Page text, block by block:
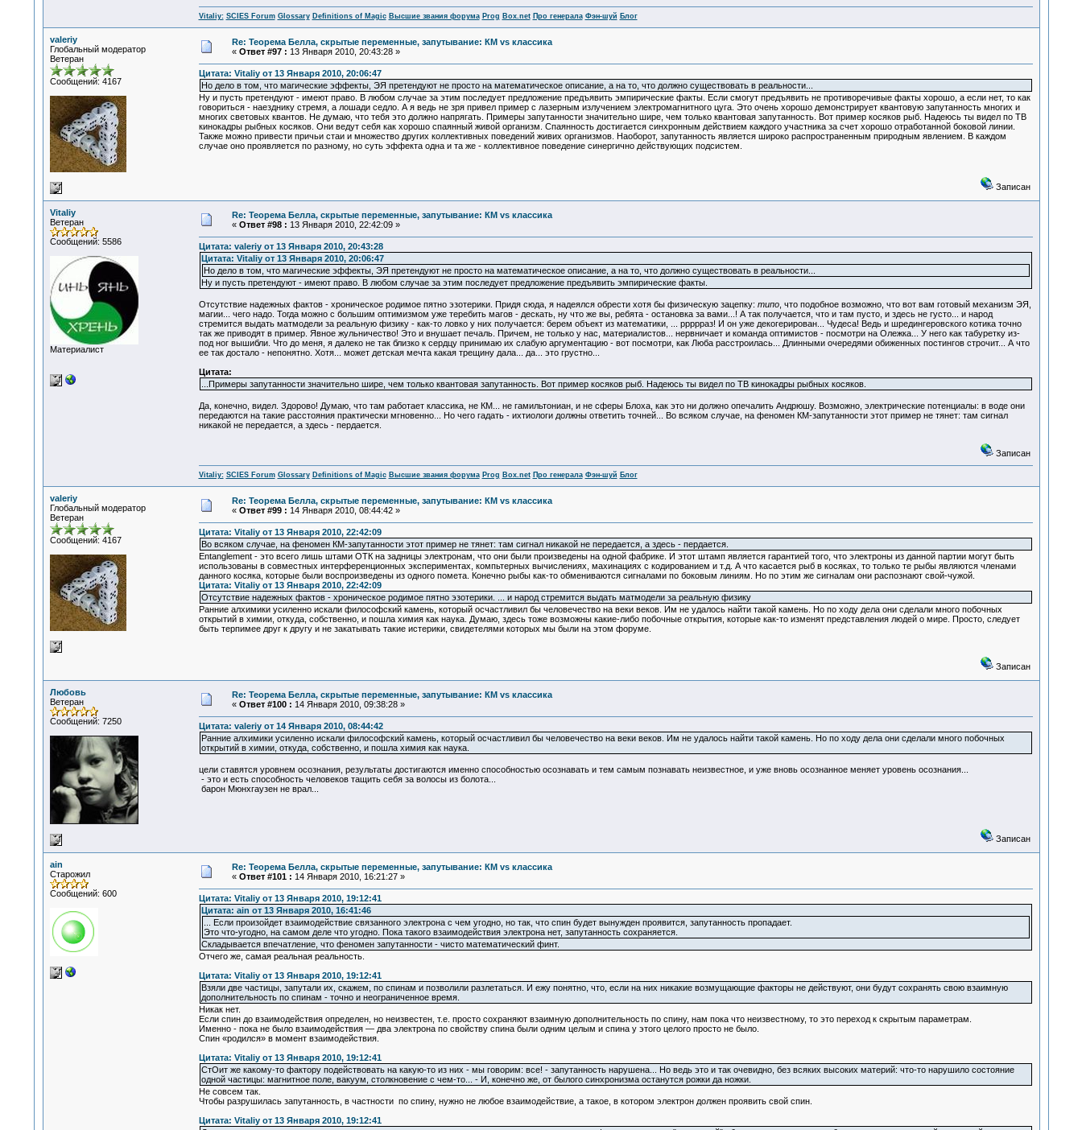
Vitaliy: SCIES Forum Glossary Definitions of Magic Высшие звания форума Prog Box.net Про генерала Фэн-шуй Блог
valeriy
Глобальный модератор
Ветеран
Сообщений: 4167
Re: Теорема Белла, скрытые переменные, запутывание: КМ vs классика
« Ответ #97 : 13 Января 2010, 20:43:28 »
Цитата: Vitaliy от 13 Января 2010, 20:06:47
Но дело в том, что магические эффекты, ЭЯ претендуют не просто на математическое описание, а на то, что должно существовать в реальности...
Ну и пусть претендуют - имеют право. В любом случае за этим последует предложение предъявить эмпирические факты. Если смогут предъявить не противоречивые факты хорошо, а если нет, то как
говориться - наезднику стремя, а лошади седло. А я ведь не зря привел пример с лазерным излучением электромагнитного цуга. Это очень хорошо демонстрирует квантовую запутанность многих и
многих световых квантов. Не думаю, что тебя это должно напрягать. Примеры запутанности значительно шире, чем только квантовая запутанность. Вот пример косяков рыб. Надеюсь ты видел по ТВ
кинокадры рыбных косяков. Они ведут себя как хорошо спаянный живой организм. Спаянность достигается синхронным действием каждого участника за счет хорошо отработанной боковой линии.
Также можно привести причьи стаи и множество других коллективных поведений живих организмов. Наоборот, запутанность является широко распространенным природным явлением. В каждом
случае оно проявляется по разному, но суть эффекта одна и та же - коллективное поведение синергично действующих подсистем.
Записан
Vitaliy
Ветеран
Сообщений: 5586
Материалист
Re: Теорема Белла, скрытые переменные, запутывание: КМ vs классика
« Ответ #98 : 13 Января 2010, 22:42:09 »
Цитата: valeriy от 13 Января 2010, 20:43:28
Цитата: Vitaliy от 13 Января 2010, 20:06:47
Но дело в том, что магические эффекты, ЭЯ претендуют не просто на математическое описание, а на то, что должно существовать в реальности...
Ну и пусть претендуют - имеют право. В любом случае за этим последует предложение предъявить эмпирические факты.
Отсутствие надежных фактов - хроническое родимое пятно эзотерики. Придя сюда, я надеялся обрести хотя бы физическую зацепку: типо, что подобное возможно, что вот вам готовый механизм ЭЯ,
магии... чего надо. Тогда можно с большим оптимизмом уже теребить магов - дескать, ну что же вы, ребята - остановка за вами...! А так получается, что и там пусто, и здесь не густо... и народ
стремится выдать матмодели за реальную физику - как-то ловко у них получается: берем объект из математики, ... ррррраз! И он уже декогерирован... Чудеса! Ведь и шредингеровского котика точно
так же приводят в пример. Явное жульничество! Это и внушает печаль. Причем, не только у нас, материалистов... нервничает и команда оптимистов - посмотри на Олежка... У него как табуретку из-
под ног вышибли. Что до меня, я далеко не так близко к сердцу принимаю их слабую аргументацию - вот посмотри, как Люба расстроилась... Длинными очередями обиженных постингов строчит... А что
ее так достало - непонятно. Хотя... может детская мечта какая трещину дала... да... это грустно...
Цитата:
...Примеры запутанности значительно шире, чем только квантовая запутанность. Вот пример косяков рыб. Надеюсь ты видел по ТВ кинокадры рыбных косяков.
Да, конечно, видел. Здорово! Думаю, что там работает классика, не КМ... не гамильтониан, и не сферы Блоха, как это ни должно опечалить Андрюшу. Возможно, электрические потенциалы: в воде они
передаются на такие расстояния практически мгновенно... Но чего гадать - ихтиологи должны ответить точней... Во всяком случае, на феномен КМ-запутанности этот пример не тянет: там сигнал
никакой не передается, а здесь - пердается.
Записан
Vitaliy: SCIES Forum Glossary Definitions of Magic Высшие звания форума Prog Box.net Про генерала Фэн-шуй Блог
valeriy
Глобальный модератор
Ветеран
Сообщений: 4167
Re: Теорема Белла, скрытые переменные, запутывание: КМ vs классика
« Ответ #99 : 14 Января 2010, 08:44:42 »
Цитата: Vitaliy от 13 Января 2010, 22:42:09
Во всяком случае, на феномен КМ-запутанности этот пример не тянет: там сигнал никакой не передается, а здесь - пердается.
Entanglement - это всего лишь штами ОТК на задницы электронам, что они были произведены на одной фабрике. И этот штамп является гарантией того, что электроны из данной партии могут быть
использованы в совместных интерференционных экспериментах, компьтерных вычислениях, махинациях с кодированием и т.д. А что касается рыб в косяках, то только те рыбы являются членами
данного косяка, которые были воспроизведены из одного помета. Конечно рыбы как-то обмениваются сигналами по боковым линиям. Но по этим же сигналам они распознают свой-чужой.
Цитата: Vitaliy от 13 Января 2010, 22:42:09
Отсутствие надежных фактов - хроническое родимое пятно эзотерики. ... и народ стремится выдать матмодели за реальную физику
Ранние алхимики усиленно искали философский камень, который осчастливил бы человечество на веки веков. Им не удалось найти такой камень. Но по ходу дела они сделали много побочных
открытий в химии, откуда, собственно, и пошла химия как наука. Думаю, здесь тоже возможны какие-либо побочные открытия, которые как-то изменят представления людей о мире. Просто, следует
быть терпимее друг к другу и не закатывать такие истерики, свидетелями которых мы были на этом форуме.
Записан
Любовь
Ветеран
Сообщений: 7250
Re: Теорема Белла, скрытые переменные, запутывание: КМ vs классика
« Ответ #100 : 14 Января 2010, 09:38:28 »
Цитата: valeriy от 14 Января 2010, 08:44:42
Ранние алхимики усиленно искали философский камень, который осчастливил бы человечество на веки веков. Им не удалось найти такой камень. Но по ходу дела они сделали много побочных
открытий в химии, откуда, собственно, и пошла химия как наука.
цели ставятся уровнем осознания, результаты достигаются именно способностью осознавать и тем самым познавать неизвестное, и уже вновь осознанное меняет уровень осознания...
- это и есть способность человеков тащить себя за волосы из болота...
барон Мюнхгаузен не врал...
Записан
ain
Старожил
Сообщений: 600
Re: Теорема Белла, скрытые переменные, запутывание: КМ vs классика
« Ответ #101 : 14 Января 2010, 16:21:27 »
Цитата: Vitaliy от 13 Января 2010, 19:12:41
Цитата: ain от 13 Января 2010, 16:41:46
... Если произойдет взаимодействие связанного электрона с чем угодно, но так, что спин будет вынужден проявится, запутанность пропадает.
Это что-угодно, на самом деле что угодно. Пока такого взаимодействия электрона нет, запутанность сохраняется.
Складывается впечатление, что феномен запутанности - чисто математический финт.
Отчего же, самая реальная реальность.
Цитата: Vitaliy от 13 Января 2010, 19:12:41
Взяли две частицы, запутали их, скажем, по спинам и позволили разлетаться. И ежу понятно, что, если на них никакие возмущающие факторы не действуют, они будут сохранять свою взаимную
дополнительность по спинам - точно и неограниченное время.
Никак нет.
Если спин до взаимодействия определен, но неизвестен, т.е. просто сохраняют взаимную дополнительность по спину, нам пока что неизвестному, то это переход к скрытым параметрам.
Именно - пока не было взаимодействия — два электрона по свойству спина были одним целым и спина у этого целого просто не было.
Спин «родился» в момент взаимодействия.
Цитата: Vitaliy от 13 Января 2010, 19:12:41
СтОит же какому-то фактору подействовать на какую-то из них - мы говорим: все! - запутанность нарушена... Но ведь это и так очевидно, без всяких высоких материй: что-то нарушило состояние
одной частицы: магнитное поле, вакуум, столкновение с чем-то... - И, конечно же, от былого синхронизма останутся рожки да ножки.
Не совсем так.
Чтобы разрушилась запутанность, в частности по спину, нужно не любое взаимодействие, а такое, в котором электрон должен проявить свой спин.
Цитата: Vitaliy от 13 Января 2010, 19:12:41